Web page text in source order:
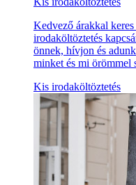
Kedvező árakkal
irodaköltöztetés
önnek, hívjon és
minket és mi örömmel
Kis irodaköltöztetés